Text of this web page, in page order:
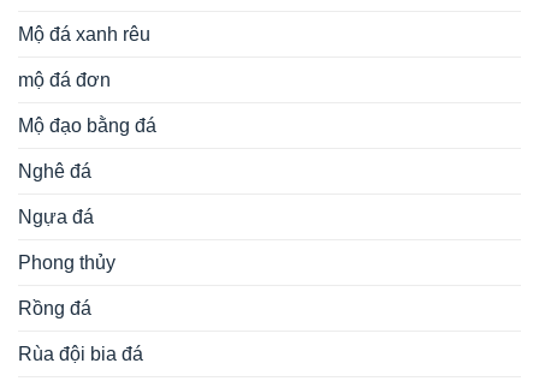
Mộ đá xanh rêu
mộ đá đơn
Mộ đạo bằng đá
Nghê đá
Ngựa đá
Phong thủy
Rồng đá
Rùa đội bia đá